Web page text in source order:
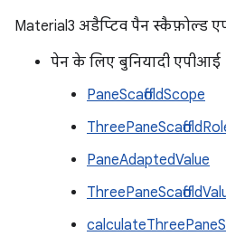
Material3 अडैप्टिव पैन स्कैफ़ोल्ड
पेन के लिए बुनियादी एपीआई
PaneScaffoldScope
PaneAdaptedValue